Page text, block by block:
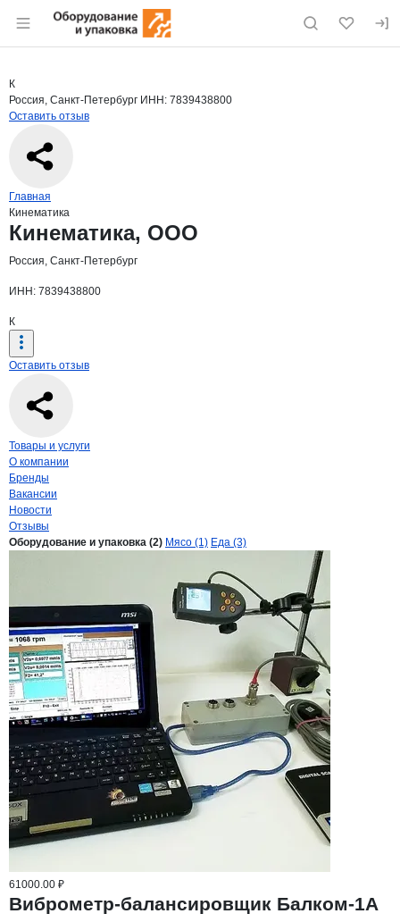
Раздел навигации по сайту eqinfo.ru
Страница компании
Страница компании
Краткая информация о компании
К
Россия, Санкт-Петербург ИНН: 7839438800
Оставить отзыв
Навигация по сайту
Главная
Кинематика
Основная информация о компании
Кинематика, ООО
Россия, Санкт-Петербург
ИНН: 7839438800
К
Оставить отзыв
Навигация по странице
Товары и услуги
О компании
Бренды
Вакансии
Новости
Отзывы
ПродукцияКинематика, ООО
Навигация по продуктамкомпании
Оборудование и упаковка (2) Мясо (1) Еда (3)
61000.00 ₽
Виброметр-балансировщик Балком-1А